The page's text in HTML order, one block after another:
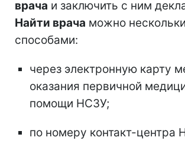
врача и заключить с ним
Найти врача можно
способами:
через электронную карту
оказания первичной
помощи НСЗУ;
по номеру контакт-центра